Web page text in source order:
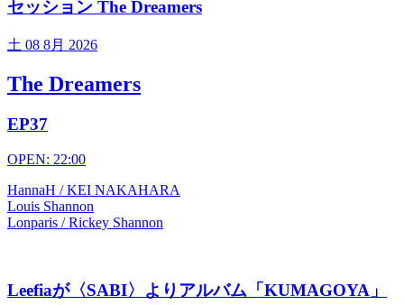
セッション The Dreamers
土 08 8月 2026
The Dreamers
EP37
OPEN: 22:00
HannaH / KEI NAKAHARA
Louis Shannon
Lonparis / Rickey Shannon
Leefiaが〈SABI〉よりアルバム「KUMAGOYA」